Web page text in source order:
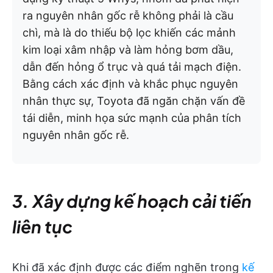
ra nguyên nhân gốc rễ không phải là cầu
chì, mà là do thiếu bộ lọc khiến các mảnh
kim loại xâm nhập và làm hỏng bơm dầu,
dẫn đến hỏng ổ trục và quá tải mạch điện.
Bằng cách xác định và khắc phục nguyên
nhân thực sự, Toyota đã ngăn chặn vấn đề
tái diễn, minh họa sức mạnh của phân tích
nguyên nhân gốc rễ.
3. Xây dựng kế hoạch cải tiến
liên tục
Khi đã xác định được các điểm nghẽn trong kế